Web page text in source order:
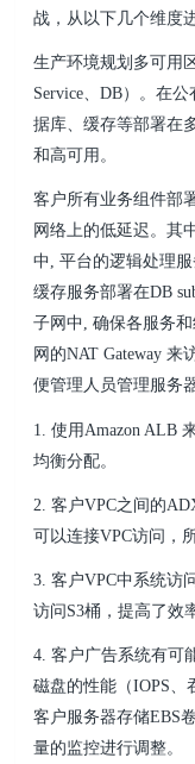
战，从以下几个维度
生产环境规划多可用
Service、DB）。在
据库、缓存等部署在
和高可用。
客户所有业务组件部
网络上的低延迟。其
中, 平台的逻辑处理
缓存服务部署在DB
子网中, 确保各服务
网的NAT Gateway
便管理人员管理服务
1. 使用Amazon ALB
均衡分配。
2. 客户VPC之间的
可以连接VPC访问，
3. 客户VPC中系统访
访问S3桶，提高了效
4. 客户广告系统有可
磁盘的性能（IOPS、
客户服务器存储EBS
量的监控进行调整。